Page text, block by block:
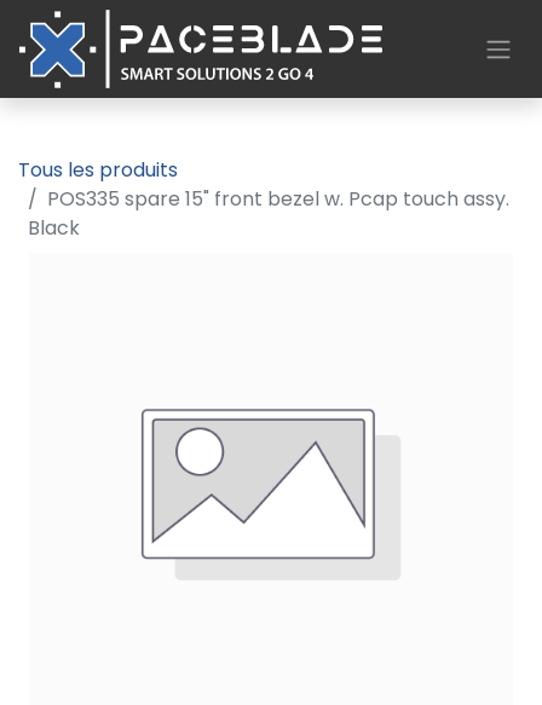
Tous les produits
POS335 spare 15" front bezel w. Pcap touch assy.
Black